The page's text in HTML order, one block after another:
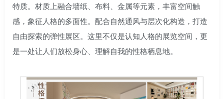
特质。材质上融合墙纸、布料、金属等元素，丰富空间触
感，象征人格的多面性。配合自然通风与层次化构造，打造
自由探索的弹性展区。这里不仅是认知人格的展览空间，更
是一处让人们放松身心、理解自我的性格栖息地。